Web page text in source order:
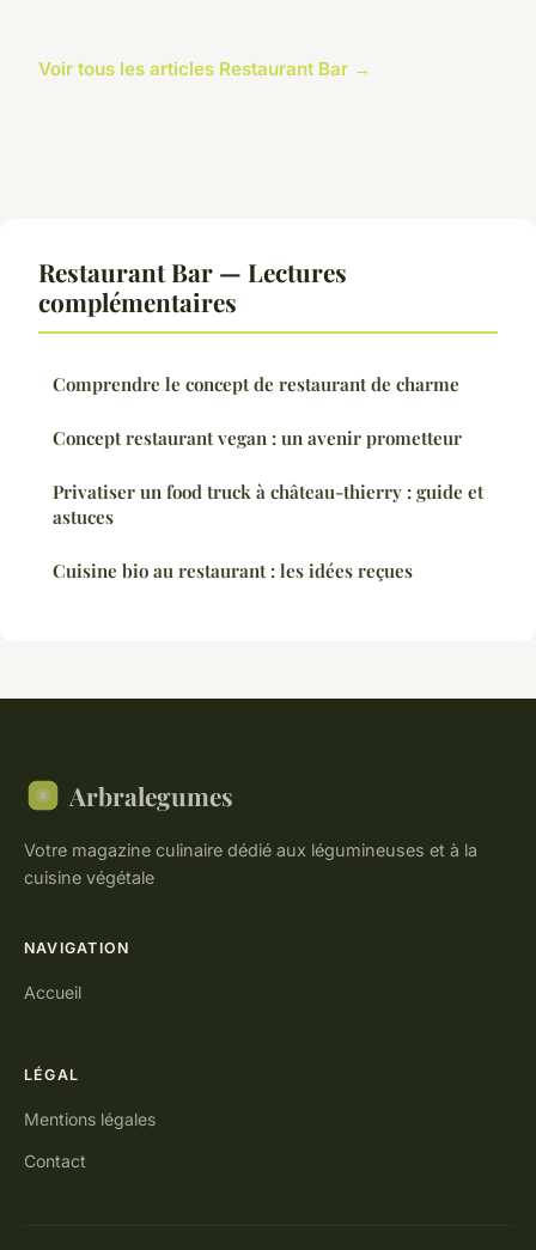
Voir tous les articles Restaurant Bar →
Restaurant Bar — Lectures
complémentaires
Comprendre le concept de restaurant de charme
Concept restaurant vegan : un avenir prometteur
Privatiser un food truck à château-thierry : guide et
astuces
Cuisine bio au restaurant : les idées reçues
Arbralegumes
Votre magazine culinaire dédié aux légumineuses et à la
cuisine végétale
NAVIGATION
Accueil
LÉGAL
Mentions légales
Contact